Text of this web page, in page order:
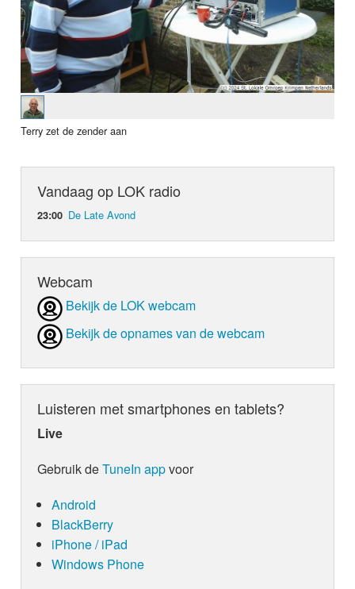
Terry zet de zender aan
Vandaag op LOK radio
23:00 De Late Avond
Webcam
Bekijk de LOK webcam
Bekijk de opnames van de webcam
Luisteren met smartphones en tablets?
Live
Gebruik deTuneIn appvoor
Android
BlackBerry
iPhone / iPad
Windows Phone